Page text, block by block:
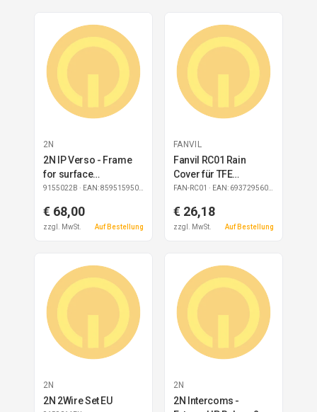
2N
2N IP Verso - Frame
for surface
installation, 2 modules
9155022B · EAN: 8595159509495
€ 68,00
zzgl. MwSt. Auf Bestellung
FANVIL
Fanvil RC01 Rain
Cover für TFE
i61/i62/i63/i64
FAN-RC01 · EAN: 6937295604849
€ 26,18
zzgl. MwSt. Auf Bestellung
2N
2N 2Wire Set EU
2N
2N Intercoms -